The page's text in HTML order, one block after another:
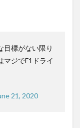
目標がない限り
マジでF1ドライ
21, 2020